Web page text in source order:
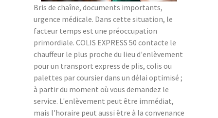
Bris de chaîne, documents importants,
urgence médicale. Dans cette situation, le
facteur temps est une préoccupation
primordiale. COLIS EXPRESS 50 contacte le
chauffeur le plus proche du lieu d'enlèvement
pour un transport express de plis, colis ou
palettes par coursier dans un délai optimisé ;
à partir du moment où vous demandez le
service. L'enlèvement peut être immédiat,
mais l'horaire peut aussi être à la convenance